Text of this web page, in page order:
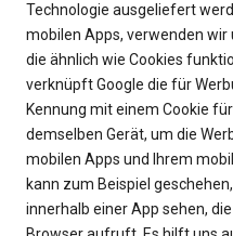
Technologie ausgeliefert
mobilen Apps, verwenden
die ähnlich wie Cookies
verknüpft Google die für
Kennung mit einem Cookie
demselben Gerät, um die
mobilen Apps und Ihrem
kann zum Beispiel
innerhalb einer App sehen,